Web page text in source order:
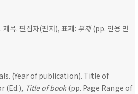
제목. 편집자(편저), 표제: 부제(pp. 인용 면
(Year of publication). Title of
(Ed.), Title of book(pp. Page Range of